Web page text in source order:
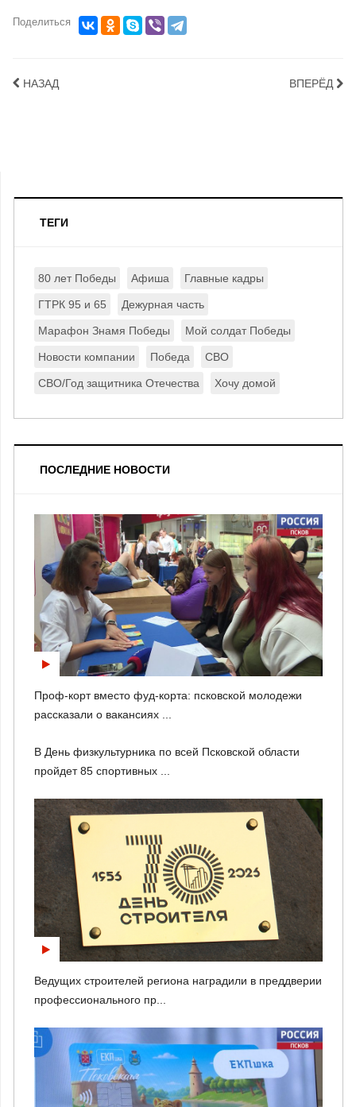
Поделиться
НАЗАД ВПЕРЁД
ТЕГИ
80 лет Победы Афиша Главные кадры
ГТРК 95 и 65 Дежурная часть
Марафон Знамя Победы Мой солдат Победы
Новости компании Победа СВО
СВО/Год защитника Отечества Хочу домой
ПОСЛЕДНИЕ НОВОСТИ
Проф-корт вместо фуд-корта: псковской молодежи
рассказали о вакансиях ...
В День физкультурника по всей Псковской области
пройдет 85 спортивных ...
Ведущих строителей региона наградили в преддверии
профессионального пр...